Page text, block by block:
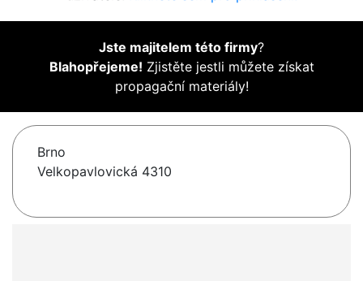
Jste majitelem této firmy?
Blahopřejeme! Zjistěte jestli můžete získat
propagační materiály!
Brno
Velkopavlovická 4310